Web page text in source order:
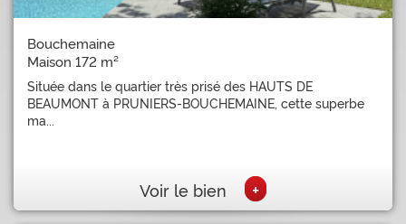
Bouchemaine
Maison 172 m²
Située dans le quartier très prisé des HAUTS DE
BEAUMONT à PRUNIERS-BOUCHEMAINE, cette superbe
ma...
Voir le bien +